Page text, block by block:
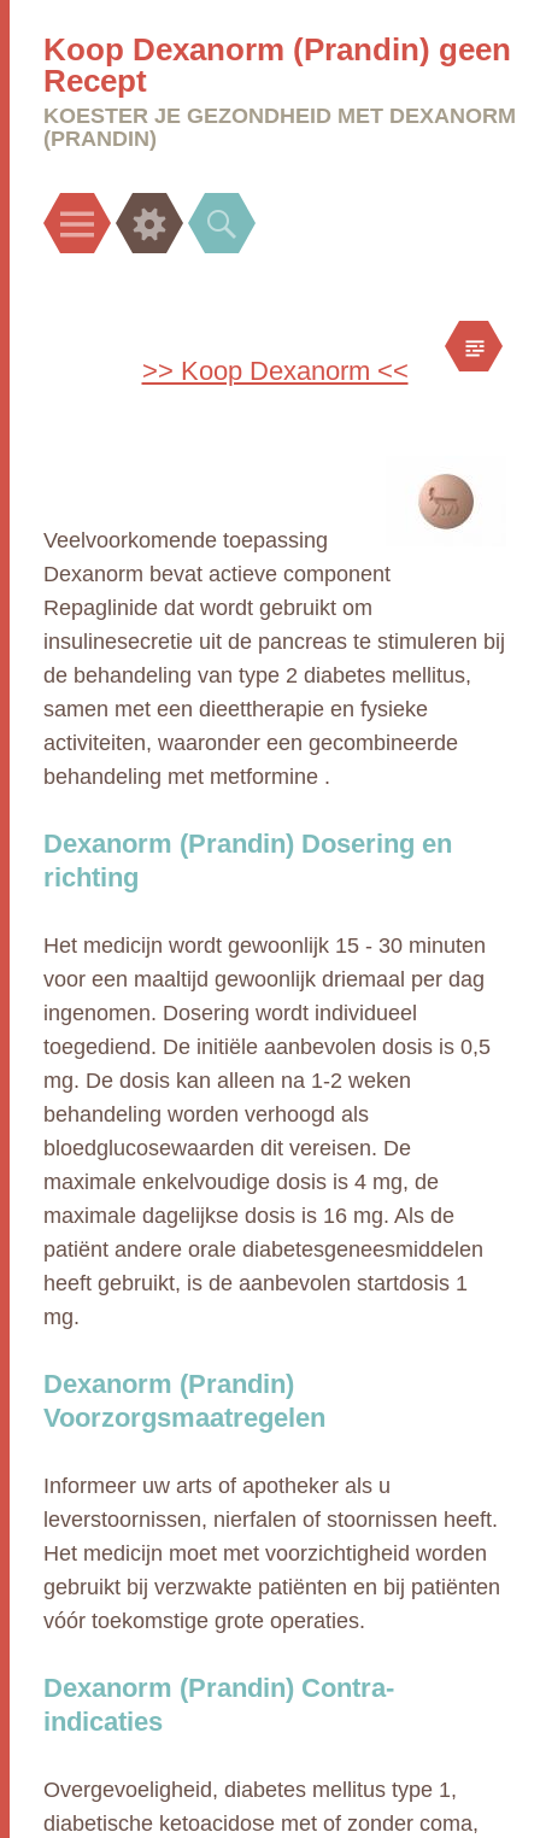
Koop Dexanorm (Prandin) geen
Recept
KOESTER JE GEZONDHEID MET DEXANORM
(PRANDIN)
Menu Widgets Search
>> Koop Dexanorm <<
Veelvoorkomende toepassing
Dexanorm bevat actieve component
Repaglinide dat wordt gebruikt om
insulinesecretie uit de pancreas te stimuleren bij
de behandeling van type 2 diabetes mellitus,
samen met een dieettherapie en fysieke
activiteiten, waaronder een gecombineerde
behandeling met metformine .
Dexanorm (Prandin) Dosering en
richting
Het medicijn wordt gewoonlijk 15 - 30 minuten
voor een maaltijd gewoonlijk driemaal per dag
ingenomen. Dosering wordt individueel
toegediend. De initiële aanbevolen dosis is 0,5
mg. De dosis kan alleen na 1-2 weken
behandeling worden verhoogd als
bloedglucosewaarden dit vereisen. De
maximale enkelvoudige dosis is 4 mg, de
maximale dagelijkse dosis is 16 mg. Als de
patiënt andere orale diabetesgeneesmiddelen
heeft gebruikt, is de aanbevolen startdosis 1
mg.
Dexanorm (Prandin)
Voorzorgsmaatregelen
Informeer uw arts of apotheker als u
leverstoornissen, nierfalen of stoornissen heeft.
Het medicijn moet met voorzichtigheid worden
gebruikt bij verzwakte patiënten en bij patiënten
vóór toekomstige grote operaties.
Dexanorm (Prandin) Contra-
indicaties
Overgevoeligheid, diabetes mellitus type 1,
diabetische ketoacidose met of zonder coma,